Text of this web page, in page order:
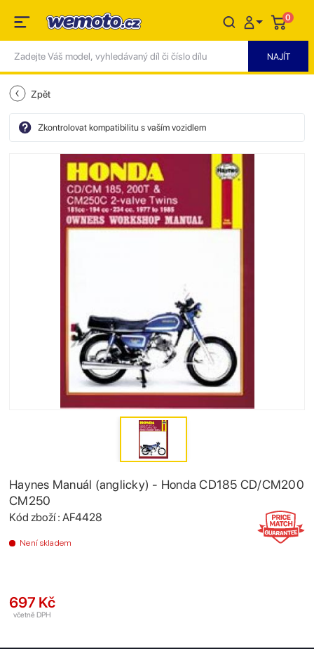
0
Zpět
Zkontrolovat kompatibilitu s vaším vozidlem
Haynes Manuál (anglicky) - Honda CD185 CD/CM200
CM250
Kód zboží : AF4428
Není skladem
697 Kč
včetně DPH